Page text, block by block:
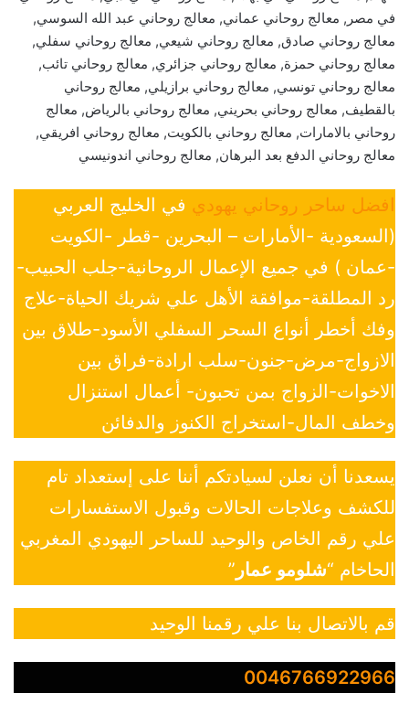
في مصر, معالج روحاني عماني, معالج روحاني عبد الله السوسي,
معالج روحاني صادق, معالج روحاني شيعي, معالج روحاني سفلي,
معالج روحاني حمزة, معالج روحاني جزائري, معالج روحاني تائب,
معالج روحاني تونسي, معالج روحاني برازيلي, معالج روحاني
بالقطيف, معالج روحاني بحريني, معالج روحاني بالرياض, معالج
روحاني بالامارات, معالج روحاني بالكويت, معالج روحاني افريقي,
معالج روحاني الدفع بعد البرهان, معالج روحاني اندونيسي
افضل ساحر روحاني يهودي في الخليج العربي
(السعودية -الأمارات – البحرين -قطر -الكويت
-عمان ) في جميع الإعمال الروحانية-جلب الحبيب-
رد المطلقة-موافقة الأهل علي شريك الحياة-علاج
وفك أخطر أنواع السحر السفلي الأسود-طلاق بين
الازواج-مرض-جنون-سلب ارادة-فراق بين
الاخوات-الزواج بمن تحبون- أعمال استنزال
وخطف المال-استخراج الكنوز والدفائن
يسعدنا أن نعلن لسيادتكم أننا على إستعداد تام
للكشف وعلاجات الحالات وقبول الاستفسارات
علي رقم الخاص والوحيد للساحر اليهودي المغربي
الحاخام “شلومو عمار ”
قم بالاتصال بنا علي رقمنا الوحيد
0046766922966